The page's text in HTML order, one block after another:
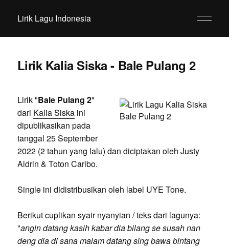
Lirik Lagu Indonesia
Lirik Kalia Siska - Bale Pulang 2
Lirik "Bale Pulang 2"
dari Kalia Siskaini
dipublikasikan pada
tanggal 25 September
2022 (2 tahun yang lalu) dan diciptakan oleh Justy
Aldrin & Toton Caribo.
Single ini didistribusikan oleh label UYE Tone.
Berikut cuplikan syair nyanyian / teks dari lagunya:
"angin datang kasih kabar dia bilang se susah nan
deng dia di sana malam datang sing bawa bintang